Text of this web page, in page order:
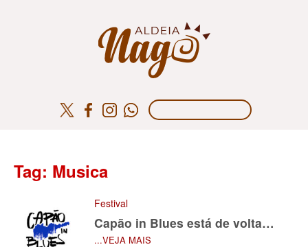
Tag: Musica
Festival
Capão in Blues está de volta…
...VEJA MAIS